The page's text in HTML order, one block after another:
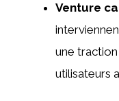
Venture
une traction
utilisateurs